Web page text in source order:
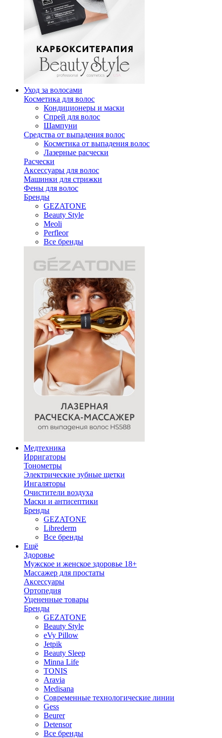
Уход за волосами
Косметика для волос
Кондиционеры и маски
Спрей для волос
Шампуни
Средства от выпадения волос
Косметика от выпадения волос
Лазерные расчески
Расчески
Аксессуары для волос
Машинки для стрижки
Фены для волос
Бренды
GEZATONE
Beauty Style
Meoli
Perfleor
Все бренды
Медтехника
Ирригаторы
Тонометры
Электрические зубные щетки
Ингаляторы
Очистители воздуха
Маски и антисептики
Бренды
GEZATONE
Librederm
Все бренды
Ещё
Здоровье
Мужское и женское здоровье 18+
Массажер для простаты
Аксессуары
Ортопедия
Уцененные товары
Бренды
GEZATONE
Beauty Style
eVy Pillow
Jetpik
Beauty Sleep
Minna Life
TONIS
Aravia
Medisana
Современные технологические линии
Gess
Beurer
Detensor
Все бренды